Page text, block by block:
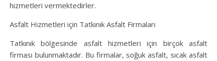
hizmetleri vermektedirler.
Asfalt Hizmetleri için Tatkınık Asfalt Firmaları
Tatkınık bölgesinde asfalt hizmetleri için birçok asfalt
firması bulunmaktadır. Bu firmalar, soğuk asfalt, sıcak asfalt